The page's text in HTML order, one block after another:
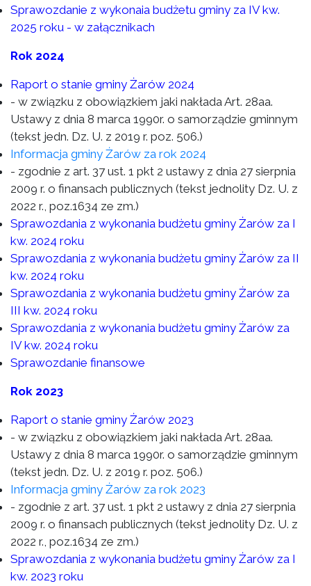
Sprawozdanie z wykonaia budżetu gminy za IV kw.
2025 roku - w załącznikach
Rok 2024
Raport o stanie gminy Żarów 2024
- w związku z obowiązkiem jaki nakłada Art. 28aa.
Ustawy z dnia 8 marca 1990r. o samorządzie gminnym
(tekst jedn. Dz. U. z 2019 r. poz. 506.)
Informacja gminy Żarów za rok 2024
- zgodnie z art. 37 ust. 1 pkt 2 ustawy z dnia 27 sierpnia
2009 r. o finansach publicznych (tekst jednolity Dz. U. z
2022 r., poz.1634 ze zm.)
Sprawozdania z wykonania budżetu gminy Żarów za I
kw. 2024 roku
Sprawozdania z wykonania budżetu gminy Żarów za II
kw. 2024 roku
Sprawozdania z wykonania budżetu gminy Żarów za
III kw. 2024 roku
Sprawozdania z wykonania budżetu gminy Żarów za
IV kw. 2024 roku
Sprawozdanie finansowe
Rok 2023
Raport o stanie gminy Żarów 2023
- w związku z obowiązkiem jaki nakłada Art. 28aa.
Ustawy z dnia 8 marca 1990r. o samorządzie gminnym
(tekst jedn. Dz. U. z 2019 r. poz. 506.)
Informacja gminy Żarów za rok 2023
- zgodnie z art. 37 ust. 1 pkt 2 ustawy z dnia 27 sierpnia
2009 r. o finansach publicznych (tekst jednolity Dz. U. z
2022 r., poz.1634 ze zm.)
Sprawozdania z wykonania budżetu gminy Żarów za I
kw. 2023 roku